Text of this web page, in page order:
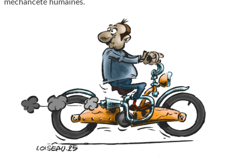
méchanceté humaines.